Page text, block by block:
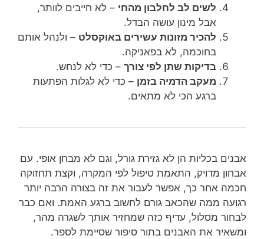
לשים לב לחלבון מהחי – לא חייבים לוותר,
אבל מינון עושה הבדל.
להכיר מזונות עשירים באוקסלט – ולנהל אותם
בחוכמה, לא בפאניקה.
בדיקות שתן לפי צורך – כדי לא לנחש.
מעקב הדמיה בזמן – כדי לא לגלות הפתעות
ברגע הכי לא מתאים.
אבנים בכליות הן לא גזירת גורל, וגם לא מבחן אופי. עם
אבחון מדויק, התאמת טיפול לפי המקרה, וקצת תחזוקה
חכמה אחר כך, אפשר לעבור את זה בצורה הרבה יותר
רגועה ממה שהכאב גורם לחשוב ברגע האמת. ואם כבר
לבחור מסלול, עדיף כזה שמחזיר אותך לשגרה מהר,
ומשאיר את האבנים בתור סיפור שסיימת לספר.